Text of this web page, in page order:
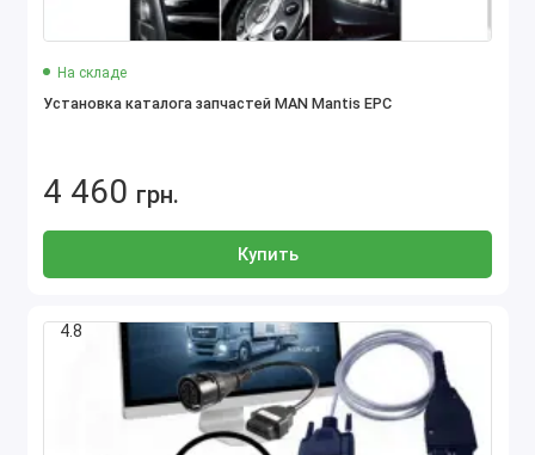
На складе
Установка каталога запчастей MAN Mantis EPC
4 460 грн.
Купить
4.8